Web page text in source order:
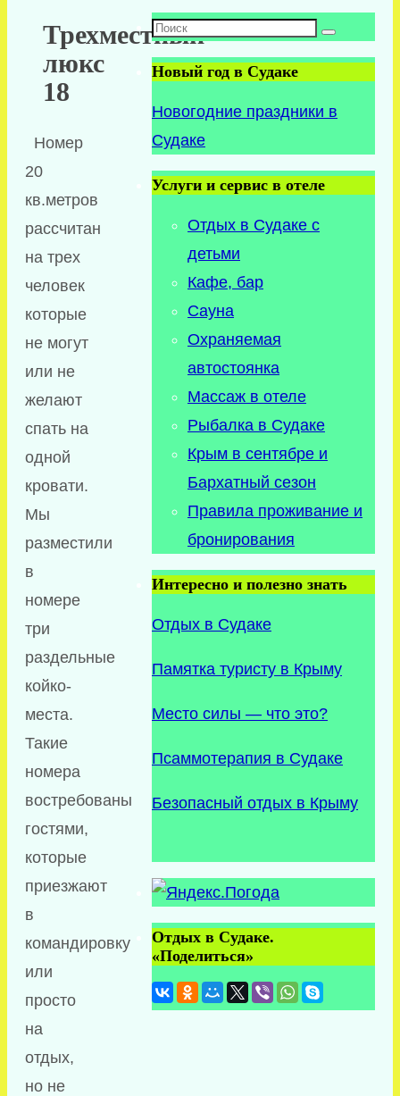
Трехместный
люкс
18
Номер
20
кв.метров
рассчитан
на трех
человек
которые
не могут
или не
желают
спать на
одной
кровати.
Мы
разместили
в
номере
три
раздельные
койко-
места.
Такие
номера
востребованы
гостями,
которые
приезжают
в
командировку
или
просто
на
отдых,
но не
Поиск:
Поиск
Новый год в Судаке
Новогодние праздники в
Судаке
Услуги и сервис в отеле
Отдых в Судаке с
детьми
Кафе, бар
Сауна
Охраняемая
автостоянка
Массаж в отеле
Рыбалка в Судаке
Крым в сентябре и
Бархатный сезон
Правила проживание и
бронирования
Интересно и полезно знать
Отдых в Судаке
Памятка туристу в Крыму
Место силы — что это?
Псаммотерапия в Судаке
Безопасный отдых в Крыму
Отдых в Судаке.
«Поделиться»